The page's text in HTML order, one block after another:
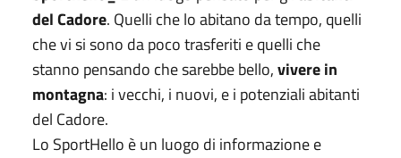
del Cadore. Quelli che lo abitano da tempo, quelli
che vi si sono da poco trasferiti e quelli che
stanno pensando che sarebbe bello,vivere in
montagna: i vecchi, i nuovi, e i potenziali abitanti
del Cadore.
Lo SportHello è un luogo di informazione e